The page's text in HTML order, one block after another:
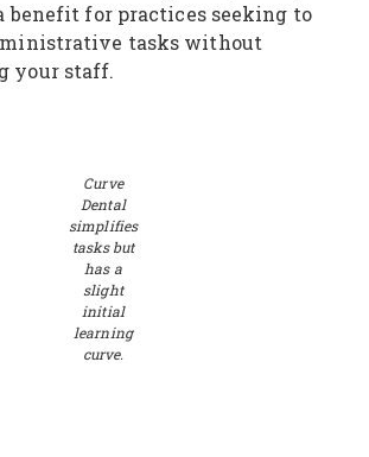
for practices seeking to
tasks without
your staff.
Curve
Dental
simplifies
tasks but
has a
slight
initial
learning
curve.